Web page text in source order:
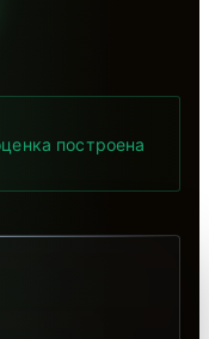
построена